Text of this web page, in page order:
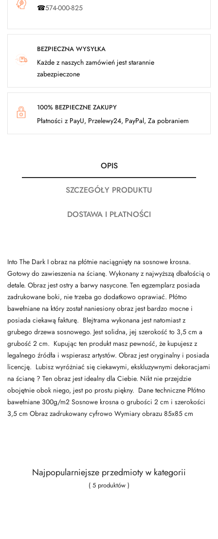
☎574-000-825
BEZPIECZNA WYSYŁKA
Każde z naszych zamówień jest starannie
zabezpieczone
100% BEZPIECZNE ZAKUPY
Płatności z PayU, Przelewy24, PayPal, Za pobraniem
OPIS
SZCZEGÓŁY PRODUKTU
DOSTAWA I PŁATNOŚCI
Into The Dark I obraz na płótnie naciągnięty na sosnowe krosna.
Gotowy do zawieszenia na ścianę. Wykonany z najwyższą dbałością o
detale. Obraz jest ostry a barwy nasycone. Ten egzemplarz posiada
zadrukowane boki, nie trzeba go dodatkowo oprawiać. Płótno
bawełniane na który został naniesiony obraz jest bardzo mocne i
posiada ciekawą fakturę. Blejtrama wykonana jest natomiast z
grubego drzewa sosnowego. Jest solidna, jej szerokość to 3,5 cm a
grubość 2 cm. Kupując ten produkt masz pewność, że kupujesz z
legalnego źródła i wspierasz artystów. Obraz jest oryginalny i posiada
licencję. Lubisz wyróżniać się ciekawymi, ekskluzywnymi dekoracjami
na ścianę ? Ten obraz jest idealny dla Ciebie. Nikt nie przejdzie
obojętnie obok niego, jest po prostu piękny. Dane techniczne Płótno
bawełniane 300g/m2 Sosnowe krosna o grubości 2 cm i szerokości
3,5 cm Obraz zadrukowany cyfrowo Wymiary obrazu 85x85 cm
Najpopularniejsze przedmioty w kategorii
( 5 produktów )